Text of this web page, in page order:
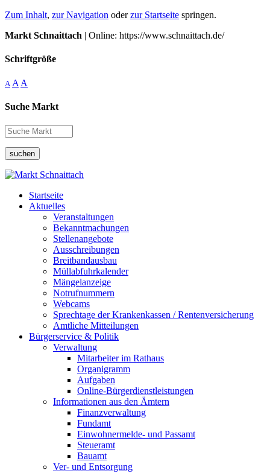
Zum Inhalt, zur Navigation oderzur Startseite springen.
Markt Schnaittach | Online: https://www.schnaittach.de/
Schriftgröße
A A A
Suche Markt
suchen
Startseite
Aktuelles
Veranstaltungen
Bekanntmachungen
Stellenangebote
Ausschreibungen
Breitbandausbau
Müllabfuhrkalender
Mängelanzeige
Notrufnummern
Webcams
Sprechtage der Krankenkassen / Rentenversicherung
Amtliche Mitteilungen
Bürgerservice & Politik
Verwaltung
Mitarbeiter im Rathaus
Organigramm
Aufgaben
Online-Bürgerdienstleistungen
Informationen aus den Ämtern
Finanzverwaltung
Fundamt
Einwohnermelde- und Passamt
Steueramt
Bauamt
Ver- und Entsorgung